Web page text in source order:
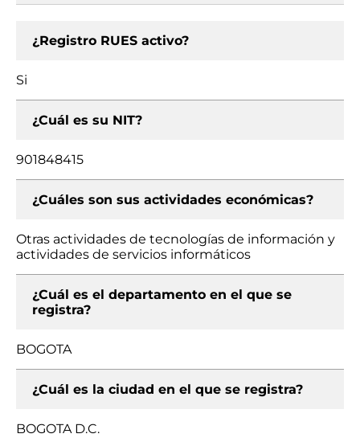
¿Registro RUES activo?
Si
¿Cuál es su NIT?
901848415
¿Cuáles son sus actividades económicas?
Otras actividades de tecnologías de información y
actividades de servicios informáticos
¿Cuál es el departamento en el que se
registra?
BOGOTA
¿Cuál es la ciudad en el que se registra?
BOGOTA D.C.